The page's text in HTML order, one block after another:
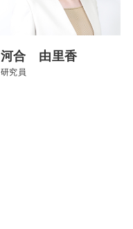
河合 由里香
研究員